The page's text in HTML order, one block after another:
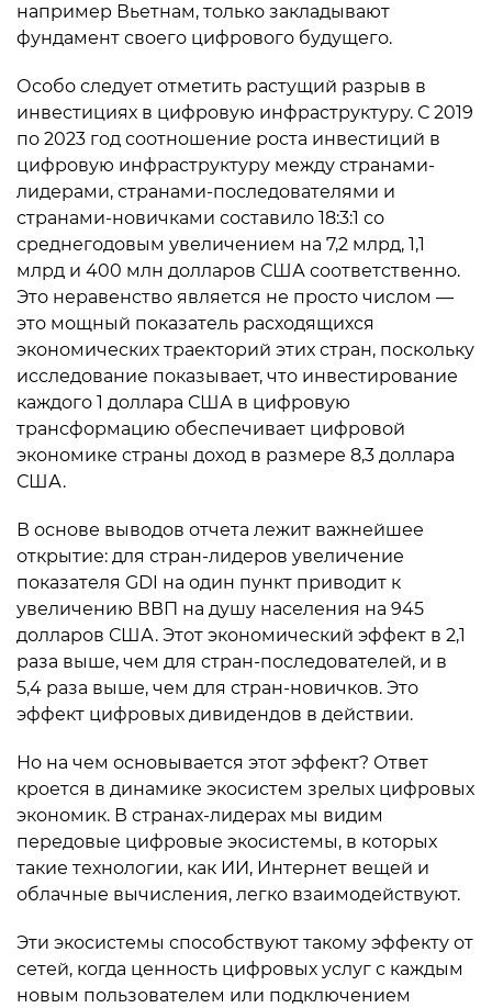
например Вьетнам, только закладывают
фундамент своего цифрового будущего.
Особо следует отметить растущий разрыв в
инвестициях в цифровую инфраструктуру. С 2019
по 2023 год соотношение роста инвестиций в
цифровую инфраструктуру между странами-
лидерами, странами-последователями и
странами-новичками составило 18:3:1 со
среднегодовым увеличением на 7,2 млрд, 1,1
млрд и 400 млн долларов США соответственно.
Это неравенство является не просто числом —
это мощный показатель расходящихся
экономических траекторий этих стран, поскольку
исследование показывает, что инвестирование
каждого 1 доллара США в цифровую
трансформацию обеспечивает цифровой
экономике страны доход в размере 8,3 доллара
США.
В основе выводов отчета лежит важнейшее
открытие: для стран-лидеров увеличение
показателя GDI на один пункт приводит к
увеличению ВВП на душу населения на 945
долларов США. Этот экономический эффект в 2,1
раза выше, чем для стран-последователей, и в
5,4 раза выше, чем для стран-новичков. Это
эффект цифровых дивидендов в действии.
Но на чем основывается этот эффект? Ответ
кроется в динамике экосистем зрелых цифровых
экономик. В странах-лидерах мы видим
передовые цифровые экосистемы, в которых
такие технологии, как ИИ, Интернет вещей и
облачные вычисления, легко взаимодействуют.
Эти экосистемы способствуют такому эффекту от
сетей, когда ценность цифровых услуг с каждым
новым пользователем или подключением